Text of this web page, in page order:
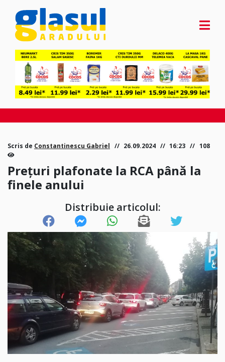
Scris de Constantinescu Gabriel 26.09.2024 16:23 108
Prețuri plafonate la RCA până la
finele anului
Distribuie articolul: